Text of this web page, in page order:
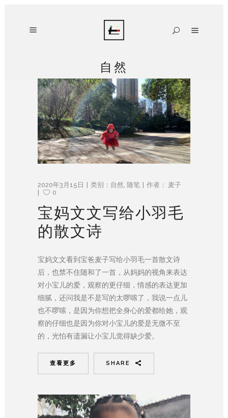
自然
2020年3月15日 类别： 自然 随笔 作者： 麦子
0
宝妈文文写给小羽毛
的散文诗
宝妈文文看到宝爸麦子写给小羽毛一首散文诗
后，也禁不住随和了一首，从妈妈的视角来表达
对小宝儿的爱，观察的更仔细，情感的表达更加
细腻，还问我是不是写的太啰嗦了，我说一点儿
也不啰嗦，是因为你想把全身心的爱都给她，观
察的仔细也是因为你对小宝儿的爱是无微不至
的，光怕有遗漏让小宝儿觉得缺少爱。
查看更多 SHARE